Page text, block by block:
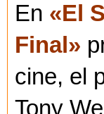
En «El
Final»
cine, el
Tony